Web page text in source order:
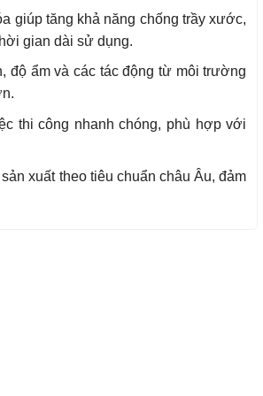
giúp tăng khả năng chống trầy xước,
gian dài sử dụng.
độ ẩm và các tác động từ môi trường
thi công nhanh chóng, phù hợp với
xuất theo tiêu chuẩn châu Âu, đảm